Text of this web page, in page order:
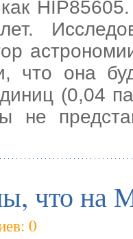
что она
(0,04
не
что на
0